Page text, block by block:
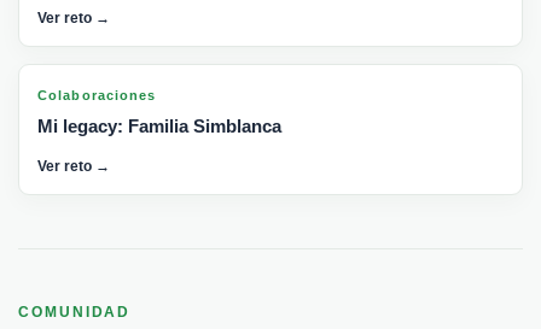
Ver reto →
Colaboraciones
Mi legacy: Familia Simblanca
Ver reto →
COMUNIDAD